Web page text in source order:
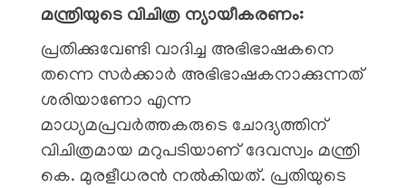
​മന്ത്രിയുടെ വിചിത്ര ന്യായീകരണം:
​പ്രതിക്കുവേണ്ടി വാദിച്ച അഭിഭാഷകനെ
തന്നെ സർക്കാർ അഭിഭാഷകനാക്കുന്നത്
ശരിയാണോ എന്ന
മാധ്യമപ്രവർത്തകരുടെ ചോദ്യത്തിന്
വിചിത്രമായ മറുപടിയാണ് ദേവസ്വം മന്ത്രി
കെ. മുരളീധരൻ നൽകിയത്. പ്രതിയുടെ